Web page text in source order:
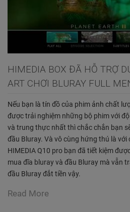
HIMEDIA BOX ĐÃ HỖ TRỢ
ART CHƠI BLURAY FULL
Nếu bạn là tín đồ của phim ảnh chất
được trải nghiệm những bộ phim với
và trung thực nhất thì chắc chắn bạn
đầu Bluray. Và vô cùng hứng thú là với
HIMEDIA Q10 pro bạn đã tiết kiệm
mua đĩa bluray và đầu Bluray mà vẫn
đầu Bluray đắt tiền vậy.
Read More